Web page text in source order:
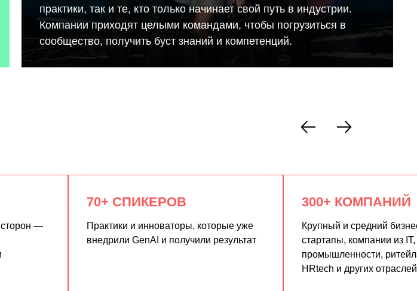
практики, так и те, кто только начинает свой путь в индустрии.
Компании приходят целыми командами, чтобы погрузиться в
сообщество, получить буст знаний и компетенций.
сторон —
70+ СПИКЕРОВ
Практики и инноваторы, которые уже
внедрили GenAI и получили результат
300+ КОМПАНИЙ
Крупный и средний
стартапы, компании из
промышленности,
HRtech и других отраслей